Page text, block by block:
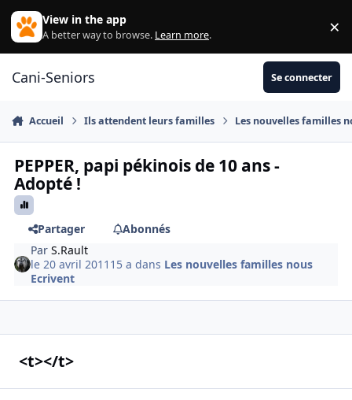
Aller au contenu
View in the app
A better way to browse. Learn more. ×
Cani-Seniors Se connecter
Accueil Ils attendent leurs familles Les nouvelles familles
PEPPER, papi pékinois de 10 ans -
Adopté !
Partager
Abonnés
ParS.Rault
le 20 avril 2011 15 a dans Les nouvelles familles nous
Ecrivent
<t></t>